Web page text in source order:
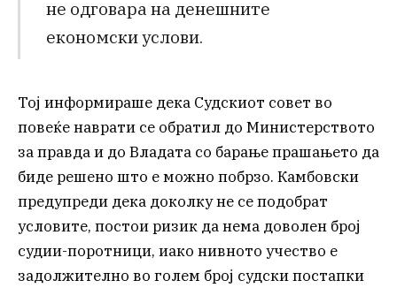
не одговара на денешните
економски услови.
Тој информираше дека Судскиот совет во
повеќе наврати се обратил до Министерството
за правда и до Владата со барање прашањето да
биде решено што е можно побрзо. Камбовски
предупреди дека доколку не се подобрат
условите, постои ризик да нема доволен број
судии-поротници, иако нивното учество е
задолжително во голем број судски постапки